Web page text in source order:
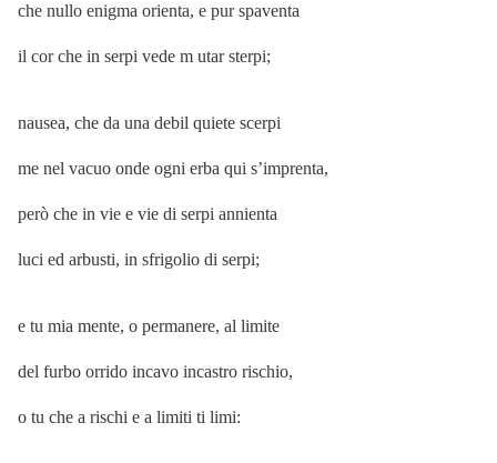
che nullo enigma orienta, e pur spaventa
il cor che in serpi vede m utar sterpi;
nausea, che da una debil quiete scerpi
me nel vacuo onde ogni erba qui s’imprenta,
però che in vie e vie di serpi annienta
luci ed arbusti, in sfrigolio di serpi;
e tu mia mente, o permanere, al limite
del furbo orrido incavo incastro rischio,
o tu che a rischi e a limiti ti limi: